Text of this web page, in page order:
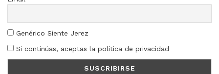
Genérico Siente Jerez
Si continúas, aceptas la política de privacidad